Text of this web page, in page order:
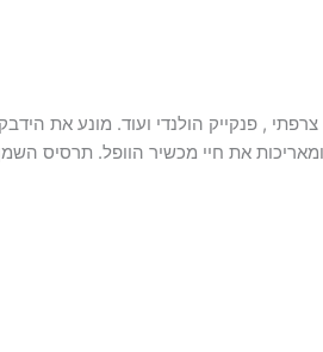
, פנקייק הולנדי ועוד. מונע את
תרסיס השמן מגיע במארז של 12 יחידות בקרטון ,